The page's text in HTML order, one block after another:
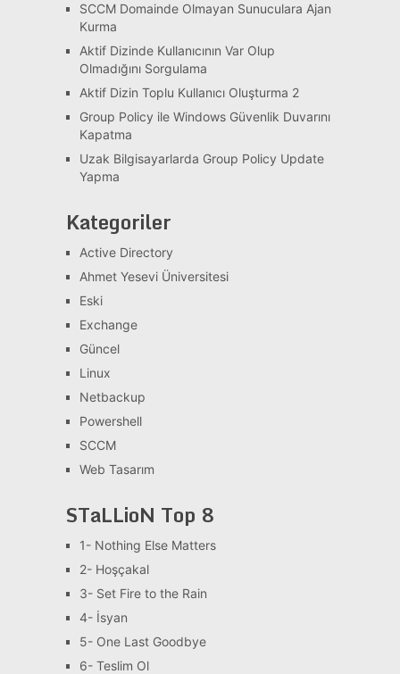
SCCM Domainde Olmayan Sunuculara Ajan
Kurma
Aktif Dizinde Kullanıcının Var Olup
Olmadığını Sorgulama
Aktif Dizin Toplu Kullanıcı Oluşturma 2
Group Policy ile Windows Güvenlik Duvarını
Kapatma
Uzak Bilgisayarlarda Group Policy Update
Yapma
Kategoriler
Active Directory
Ahmet Yesevi Üniversitesi
Eski
Exchange
Güncel
Linux
Netbackup
Powershell
SCCM
Web Tasarım
STaLLioN Top 8
1- Nothing Else Matters
2- Hoşçakal
3- Set Fire to the Rain
4- İsyan
5- One Last Goodbye
6- Teslim Ol